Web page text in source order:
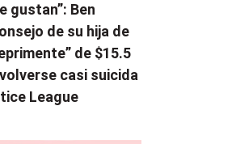
gustan”: Ben
de su hija de
de $15.5
casi suicida
League